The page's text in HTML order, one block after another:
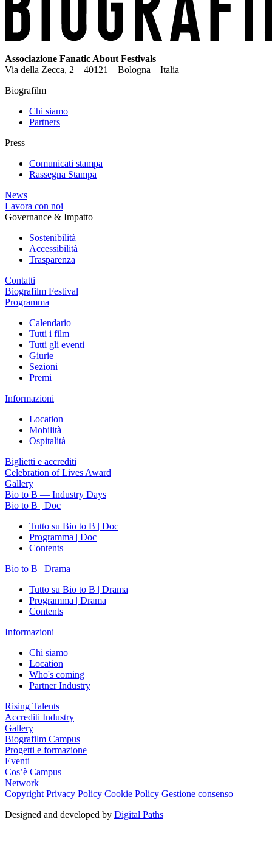
Associazione Fanatic About Festivals
Via della Zecca, 2 – 40121 – Bologna – Italia
Biografilm
Chi siamo
Partners
Press
Comunicati stampa
Rassegna Stampa
News
Lavora con noi
Governance & Impatto
Sostenibilità
Accessibilità
Trasparenza
Contatti
Biografilm Festival
Programma
Calendario
Tutti i film
Tutti gli eventi
Giurie
Sezioni
Premi
Informazioni
Location
Mobilità
Ospitalità
Biglietti e accrediti
Celebration of Lives Award
Gallery
Bio to B — Industry Days
Bio to B | Doc
Tutto su Bio to B | Doc
Programma | Doc
Contents
Bio to B | Drama
Tutto su Bio to B | Drama
Programma | Drama
Contents
Informazioni
Chi siamo
Location
Who's coming
Partner Industry
Rising Talents
Accrediti Industry
Gallery
Biografilm Campus
Progetti e formazione
Eventi
Cos’è Campus
Network
Copyright Privacy Policy Cookie Policy Gestione consenso
Designed and developed by Digital Paths